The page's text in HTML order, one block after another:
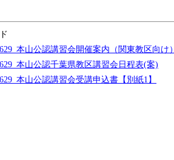
本山公認講習会開催案内（関東教区向け）
本山公認千葉県教区講習会日程表(案)
本山公認講習会受講申込書【別紙1】